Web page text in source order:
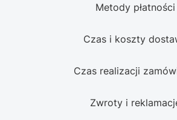
Metody płatności
Czas i koszty
Czas realizacji
Zwroty i